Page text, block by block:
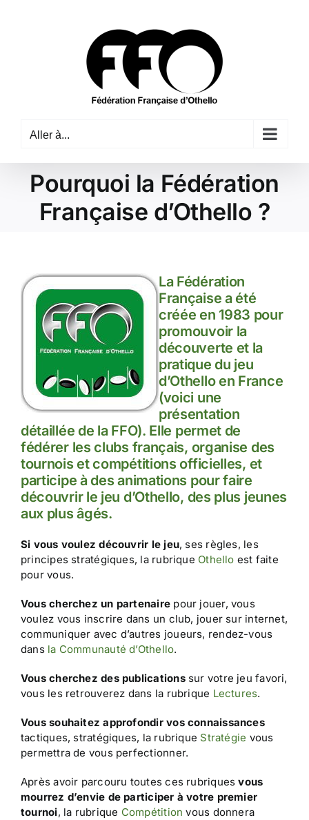
Aller à...
Pourquoi la Fédération
Française d’Othello ?
La Fédération
Française a été
créée en 1983 pour
promouvoir la
découverte et la
pratique du jeu
d’Othello en France
(voici une
présentation
détaillée de la FFO). Elle permet de
fédérer les clubs français, organise des
tournois et compétitions officielles, et
participe à des animations pour faire
découvrir le jeu d’Othello, des plus jeunes
aux plus âgés.
Si vous voulez découvrir le jeu, ses règles, les
principes stratégiques, la rubrique Othello est faite
pour vous.
Vous cherchez un partenaire pour jouer, vous
voulez vous inscrire dans un club, jouer sur internet,
communiquer avec d’autres joueurs, rendez-vous
dans la Communauté d’Othello.
Vous cherchez des publicationssur votre jeu favori,
vous les retrouverez dans la rubrique Lectures.
Vous souhaitez approfondir vos connaissances
tactiques, stratégiques, la rubrique Stratégie vous
permettra de vous perfectionner.
Après avoir parcouru toutes ces rubriquesvous
mourrez d’envie de participer à votre premier
tournoi, la rubrique Compétition vous donnera